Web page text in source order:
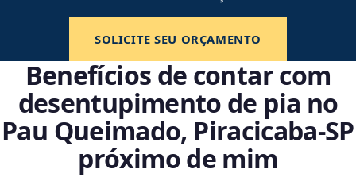
SOLICITE SEU ORÇAMENTO
Benefícios de contar com
desentupimento de pia no
Pau Queimado, Piracicaba‑SP
próximo de mim